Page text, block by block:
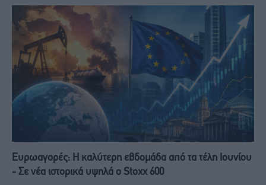
Ευρωαγορές: Η καλύτερη εβδομάδα από τα τέλη Ιουνίου
- Σε νέα ιστορικά υψηλά ο Stoxx 600